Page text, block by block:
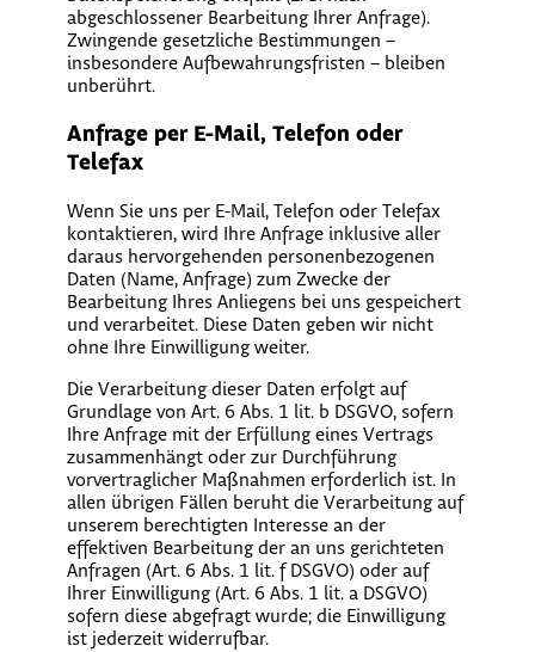
abgeschlossener Bearbeitung Ihrer Anfrage).
Zwingende gesetzliche Bestimmungen –
insbesondere Aufbewahrungsfristen – bleiben
unberührt.
Anfrage per E-Mail, Telefon oder
Telefax
Wenn Sie uns per E-Mail, Telefon oder Telefax
kontaktieren, wird Ihre Anfrage inklusive aller
daraus hervorgehenden personenbezogenen
Daten (Name, Anfrage) zum Zwecke der
Bearbeitung Ihres Anliegens bei uns gespeichert
und verarbeitet. Diese Daten geben wir nicht
ohne Ihre Einwilligung weiter.
Die Verarbeitung dieser Daten erfolgt auf
Grundlage von Art. 6 Abs. 1 lit. b DSGVO, sofern
Ihre Anfrage mit der Erfüllung eines Vertrags
zusammenhängt oder zur Durchführung
vorvertraglicher Maßnahmen erforderlich ist. In
allen übrigen Fällen beruht die Verarbeitung auf
unserem berechtigten Interesse an der
effektiven Bearbeitung der an uns gerichteten
Anfragen (Art. 6 Abs. 1 lit. f DSGVO) oder auf
Ihrer Einwilligung (Art. 6 Abs. 1 lit. a DSGVO)
sofern diese abgefragt wurde; die Einwilligung
ist jederzeit widerrufbar.